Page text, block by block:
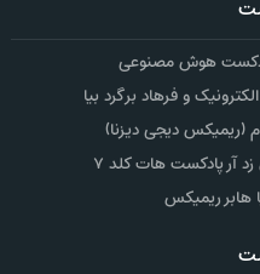
هوش مصنوعی
و فرهاد برگرد بیا
(ریمیکس دیجی دیزنا)
آر پادکست هات کلد ۷
هابر ریمیکس